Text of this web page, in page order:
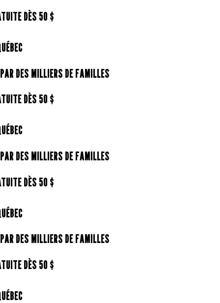
DÈS 50 $
DES MILLIERS DE FAMILLES
DÈS 50 $
DES MILLIERS DE FAMILLES
DÈS 50 $
DES MILLIERS DE FAMILLES
DÈS 50 $